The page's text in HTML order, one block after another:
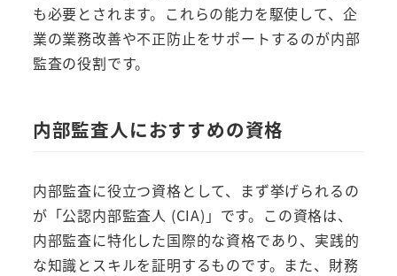
も必要とされます。これらの能力を駆使して、企
業の業務改善や不正防止をサポートするのが内部
監査の役割です。
内部監査人におすすめの資格
内部監査に役立つ資格として、まず挙げられるの
が「公認内部監査人 (CIA)」です。この資格は、
内部監査に特化した国際的な資格であり、実践的
な知識とスキルを証明するものです。また、財務